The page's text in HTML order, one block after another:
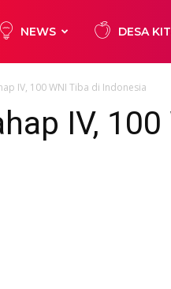
NEWS DESA
IV, 100 WNI Tiba di Indonesia
IV, 100